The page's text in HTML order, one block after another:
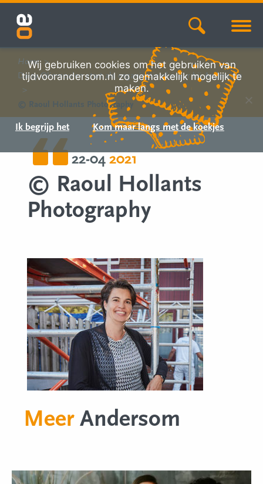
Home
Daisy Oliemeulen start als organisatieadviseur bij Andersom
© Raoul Hollants Photography
22-04 2021
© Raoul Hollants
Photography
MeerAndersom
Wij gebruiken cookies om het gebruiken van
tijdvoorandersom.nl zo gemakkelijk mogelijk te
maken.
Ik begrijp het Kom maar langs met de koekjes